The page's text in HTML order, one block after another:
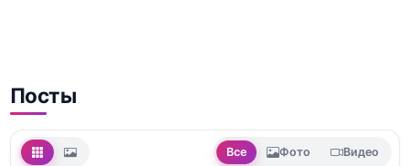
Посты
Все Фото Видео